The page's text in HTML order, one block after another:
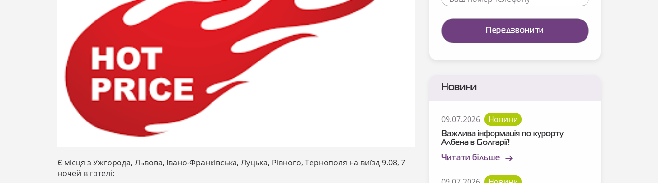
Є місця з Ужгорода, Львова, Івано-Франківська, Луцька, Рівного, Тернополя на виїзд 9.08, 7
ночей в готелі:
Новини
09.07.2026 Новини
Важлива інформація по курорту
Албена в Болгарії!
Читати більше